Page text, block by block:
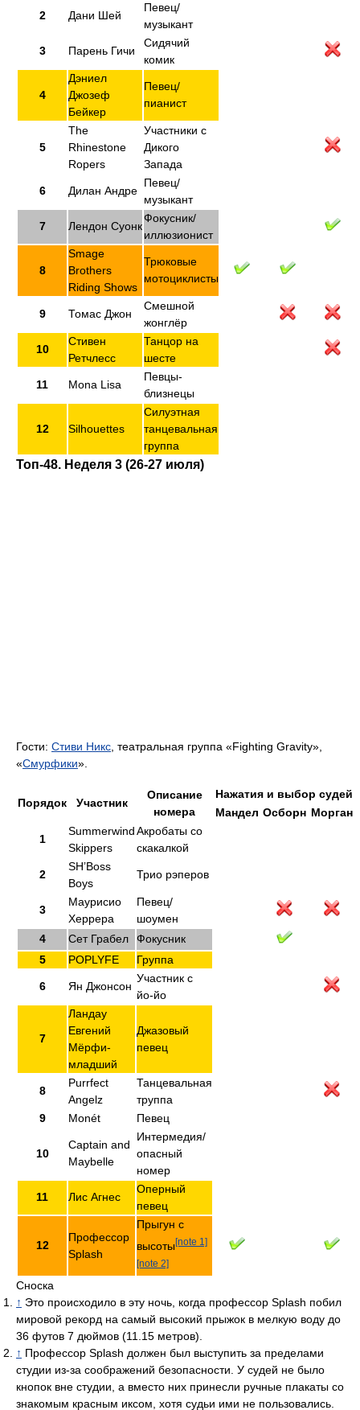
2 Дани Шей
Певец/
музыкант
3 Парень Гичи
Сидячий
комик
4
Дэниел
Джозеф
Бейкер
Певец/
пианист
5
The
Rhinestone
Ropers
Участники с
Дикого
Запада
6 Дилан Андре
Певец/
музыкант
7 Лендон Суонк
Фокусник/
иллюзионист
8
Smage
Brothers
Riding Shows
Трюковые
мотоциклисты
9 Томас Джон
Смешной
жонглёр
10
Стивен
Ретчлесс
Танцор на
шесте
11 Mona Lisa
Певцы-
близнецы
12 Silhouettes
Силуэтная
танцевальная
группа
Топ-48. Неделя 3 (26-27 июля)
Гости: Стиви Никс, театральная группа «Fighting Gravity»,
«Смурфики».
Порядок Участник
Описание
номера
Нажатия и выбор судей
Мандел Осборн Морган
1
Summerwind
Skippers
Акробаты со
скакалкой
2
SH’Boss
Boys
Трио рэперов
3
Маурисио
Херрера
Певец/
шоумен
4
Сет Грабел
Фокусник
5
POPLYFE Группа
6 Ян Джонсон
Участник с
йо-йо
7
Ландау
Евгений
Мёрфи-
младший
Джазовый
певец
8
Purrfect
Angelz
Танцевальная
труппа
9
Monét Певец
10
Captain and
Maybelle
Интермедия/
опасный
номер
11 Лис Агнес
Оперный
певец
12
Профессор
Splash
Прыгун с
высоты[note 1]
[note 2]
Сноска
↑ Это происходило в эту ночь, когда профессор Splash побил
мировой рекорд на самый высокий прыжок в мелкую воду до
36 футов 7 дюймов (11.15 метров).
↑ Профессор Splash должен был выступить за пределами
студии из-за соображений безопасности. У судей не было
кнопок вне студии, а вместо них принесли ручные плакаты со
знакомым красным иксом, хотя судьи ими не пользовались.